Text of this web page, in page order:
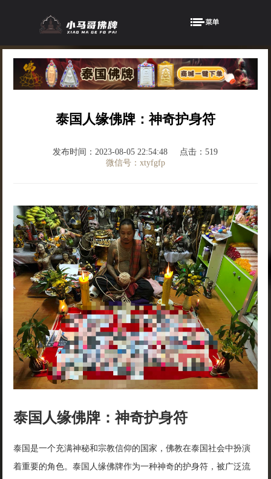
泰国人缘佛牌：神奇护身符
发布时间：2023-08-05 22:54:48
点击：519
微信号：xtyfgfp
泰国人缘佛牌：神奇护身符
泰国是一个充满神秘和宗教信仰的国家，佛教在泰国社会中扮演
着重要的角色。泰国人缘佛牌作为一种神奇的护身符，被广泛流